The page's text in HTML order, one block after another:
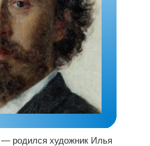
— родился художник Илья